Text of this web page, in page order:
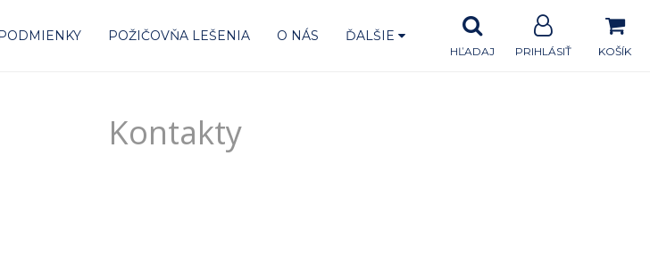
POŽIČOVŇA LEŠENIA O NÁS ĎALŠIE
KOŠÍK
PRIHLÁSIŤ
HĽADAJ
Kontakty